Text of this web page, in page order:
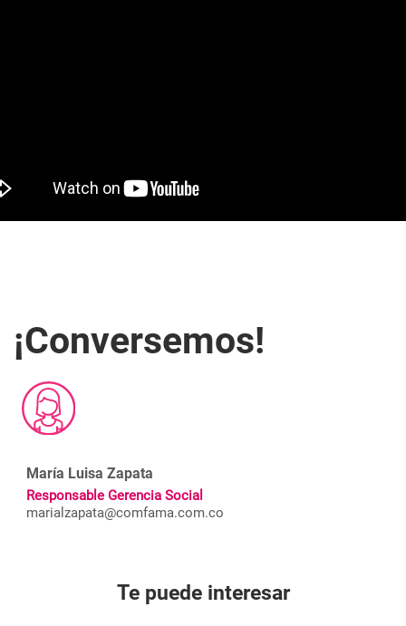
¡Conversemos!
María Luisa Zapata
Responsable Gerencia Social
marialzapata@comfama.com.co
Te puede interesar